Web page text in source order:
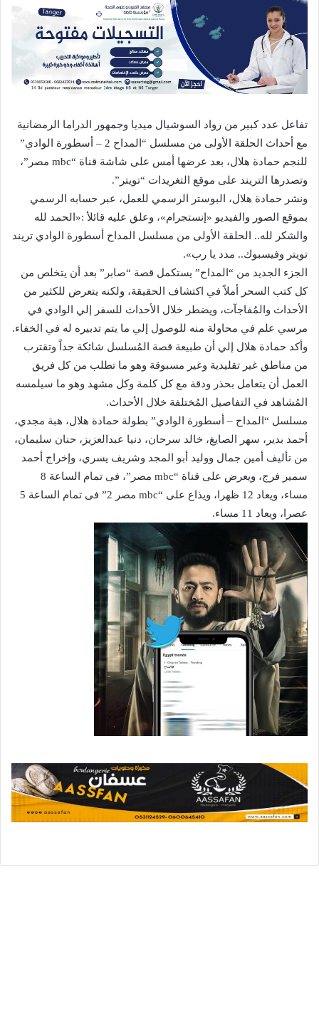
تفاعل عدد كبير من رواد السوشيال ميديا وجمهور الدراما الرمضانية
مع أحداث الحلقة الأولى من مسلسل “المداح 2 – أسطورة الوادي”
للنجم حمادة هلال، بعد عرضها أمس على شاشة قناة “mbc مصر”،
وتصدرها التريند على موقع التغريدات “تويتر”.
ونشر حمادة هلال، البوستر الرسمي للعمل، عبر حسابه الرسمي
بموقع الصور والفيديو «إنستجرام»، وعلق عليه قائلأ :«الحمد لله
والشكر لله.. الحلقة الأولى من مسلسل المداح أسطورة الوادي تريند
تويتر وفيسبوك.. مدد يا رب».
الجزء الجديد من “المداح” يستكمل قصة “صابر” بعد أن يتخلص من
كل كتب السحر أملاً في اكتشاف الحقيقة، ولكنه يتعرض للكثير من
الأحداث والمُفاجآت، ويضطر خلال الأحداث للسفر إلي الوادي في
مرسي علم في محاولة منه للوصول إلي ما يتم تدبيره له في الخفاء.
وأكد حمادة هلال إلي أن طبيعة قصة المُسلسل شائكة جداً وتقترب
من مناطق غير تقليدية وغير مسبوقة وهو ما تطلب من كل فريق
العمل أن يتعامل بحذر ودقة مع كل كلمة وكل مشهد وهو ما سيلمسه
المُشاهد في التفاصيل المُختلفة خلال الأحداث.
مسلسل “المداح – أسطورة الوادي” بطولة حمادة هلال، هبة مجدي،
أحمد بدير، سهر الصايغ، خالد سرحان، دنيا عبدالعزيز، حنان سليمان،
من تأليف أمين جمال ووليد أبو المجد وشريف يسري، وإخراج أحمد
سمير فرج، ويعرض على قناة “mbc مصر”، فى تمام الساعة 8
مساء، ويعاد 12 ظهرا، ويذاع على “mbc مصر 2” فى تمام الساعة 5
عصرا، ويعاد 11 مساء.